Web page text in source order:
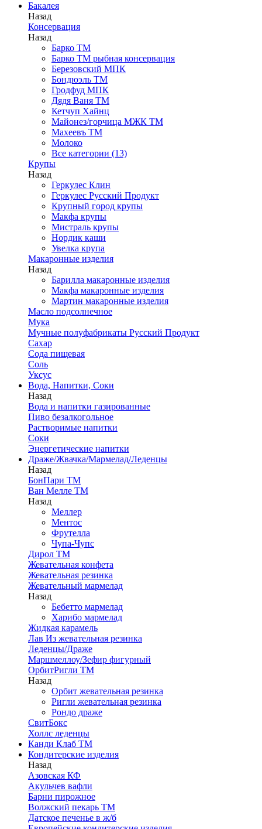
Бакалея
Назад
Консервация
Назад
Барко ТМ
Барко ТМ рыбная консервация
Березовский МПК
Бондюэль ТМ
Гродфуд МПК
Дядя Ваня ТМ
Кетчуп Хайнц
Майонез/горчица МЖК ТМ
Махеевъ ТМ
Молоко
Все категории (13)
Крупы
Назад
Геркулес Клин
Геркулес Русский Продукт
Крупный город крупы
Макфа крупы
Мистраль крупы
Нордик каши
Увелка крупа
Макаронные изделия
Назад
Барилла макаронные изделия
Макфа макаронные изделия
Мартин макаронные изделия
Масло подсолнечное
Мука
Мучные полуфабрикаты Русский Продукт
Сахар
Сода пищевая
Соль
Уксус
Вода, Напитки, Соки
Назад
Вода и напитки газированные
Пиво безалкогольное
Растворимые напитки
Соки
Энергетические напитки
Драже/Жвачка/Мармелад/Леденцы
Назад
БонПари ТМ
Ван Мелле ТМ
Назад
Меллер
Ментос
Фрутелла
Чупа-Чупс
Дирол ТМ
Жевательная конфета
Жевательная резинка
Жевательный мармелад
Назад
Бебетто мармелад
Харибо мармелад
Жидкая карамель
Лав Из жевательная резинка
Леденцы/Драже
Маршмеллоу/Зефир фигурный
ОрбитРигли ТМ
Назад
Орбит жевательная резинка
Ригли жевательная резинка
Рондо драже
СвитБокс
Холлс леденцы
Канди Клаб ТМ
Кондитерские изделия
Назад
Азовская КФ
Акульчев вафли
Барни пирожное
Волжский пекарь ТМ
Датское печенье в ж/б